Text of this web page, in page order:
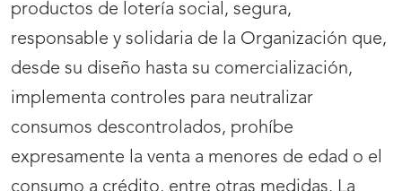
productos de lotería social, segura,
responsable y solidaria de la Organización que,
desde su diseño hasta su comercialización,
implementa controles para neutralizar
consumos descontrolados, prohíbe
expresamente la venta a menores de edad o el